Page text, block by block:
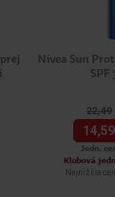
Nivea Sun
SPF
22,49
14,59
Jedn.
Klubová
Najnižšia